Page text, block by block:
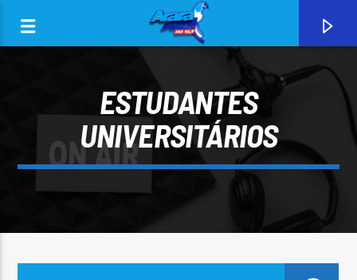
ESTUDANTES
UNIVERSITÁRIOS